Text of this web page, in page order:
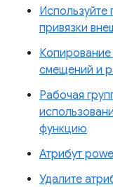
Используйте
привязки
Копирование
смещений и
Рабочая
функцию
Атрибут
Удалите